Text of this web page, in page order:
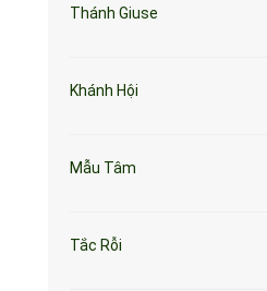
Thánh Giuse
Khánh Hội
Mẫu Tâm
Tắc Rỗi